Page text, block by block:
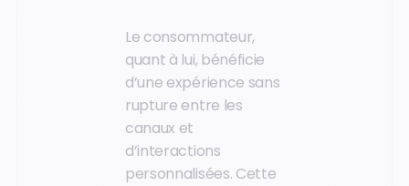
Le consommateur,
quant à lui, bénéficie
d’une expérience sans
rupture entre les
canaux et
d’interactions
personnalisées. Cette